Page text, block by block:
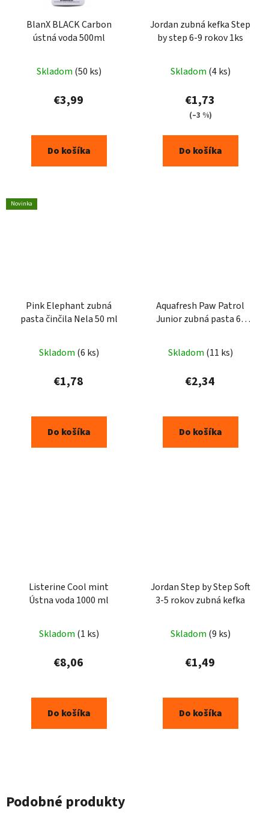
BlanX BLACK Carbon
ústná voda 500ml
Skladom (50 ks)
€3,99
Do košíka
Jordan zubná kefka Step
by step 6-9 rokov 1ks
Skladom (4 ks)
€1,73
(–3 %)
Do košíka
Novinka
Pink Elephant zubná
pasta činčila Nela 50 ml
Skladom (6 ks)
€1,78
Do košíka
Aquafresh Paw Patrol
Junior zubná pasta 6-
Skladom (11 ks)
€2,34
Do košíka
Listerine Cool mint
Ústna voda 1000 ml
Skladom (1 ks)
€8,06
Do košíka
Jordan Step by Step Soft
3-5 rokov zubná kefka
Skladom (9 ks)
€1,49
Do košíka
Podobné produkty